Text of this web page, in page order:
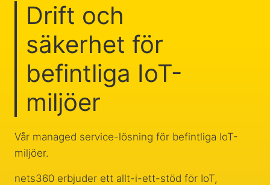
Drift och
säkerhet för
befintliga IoT-
miljöer
Vår managed service-lösning för befintliga IoT-
miljöer.
nets360 erbjuder ett allt-i-ett-stöd för IoT,